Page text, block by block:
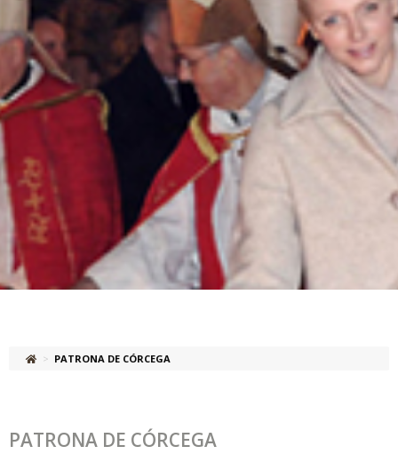
> PATRONA DE CÓRCEGA
PATRONA DE CÓRCEGA